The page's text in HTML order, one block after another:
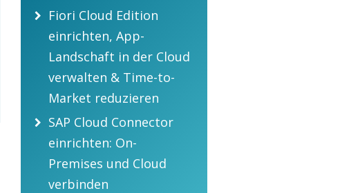
Fiori Cloud Edition
einrichten, App-
Landschaft in der Cloud
verwalten & Time-to-
Market reduzieren
SAP Cloud Connector
einrichten: On-
Premises und Cloud
verbinden